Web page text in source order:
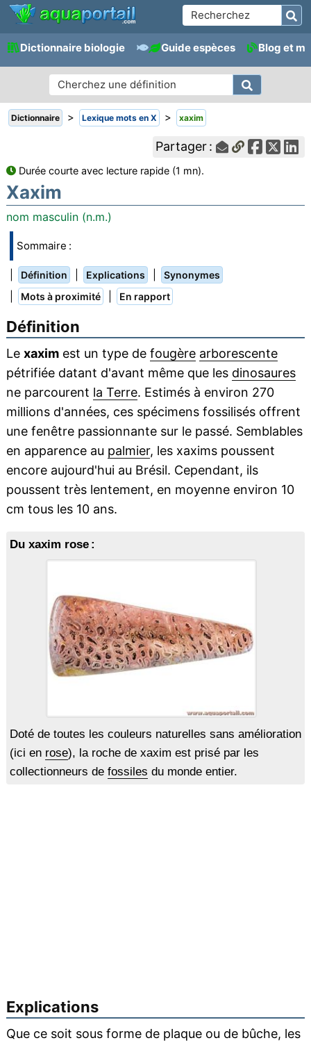
Dictionnaire biologie Guide espèces Blog et
Dictionnaire > Lexique mots en X > xaxim
Partager :
Durée courte avec lecture rapide (1 mn).
Xaxim
nom masculin (n.m.)
Sommaire :
Définition Explications Synonymes
Mots à proximité En rapport
Définition
Le xaximest un type de fougère arborescente
pétrifiée datant d'avant même que les dinosaures
ne parcourent la Terre. Estimés à environ 270
millions d'années, ces spécimens fossilisés offrent
une fenêtre passionnante sur le passé. Semblables
en apparence au palmier, les xaxims poussent
encore aujourd'hui au Brésil. Cependant, ils
poussent très lentement, en moyenne environ 10
cm tous les 10 ans.
Du xaxim rose :
Doté de toutes les couleurs naturelles sans amélioration
(ici en rose), la roche de xaxim est prisé par les
collectionneurs de fossiles du monde entier.
Explications
Que ce soit sous forme de plaque ou de bûche, les